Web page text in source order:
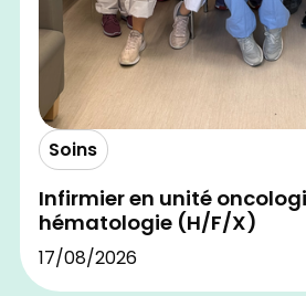
Soins
Infirmier en unité
hématologie (H/F/X)
17/08/2026